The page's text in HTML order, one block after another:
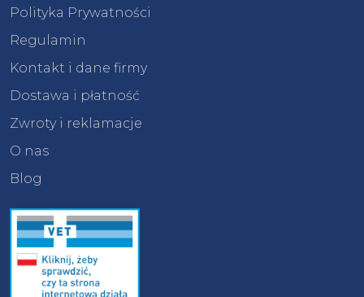
Polityka Prywatności
Regulamin
Kontakt i dane firmy
Dostawa i płatność
Zwroty i reklamacje
O nas
Blog